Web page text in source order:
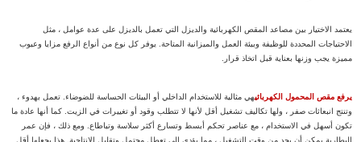
يعتمد الاختيار بين مصاعد المقص الكهربائية والديزل التي تعمل بالديزل على عدة عوامل ، مثل
الاحتياجات المحددة للوظيفة وبيئة العمل والميزانية المتاحة. يوفر كل نوع من أنواع الرفع مزايا وعيوب
مميزة يجب وزنها بعناية قبل اتخاذ قرار.
يرفع مقص المحمول الكهربائيهي مثالية للاستخدام الداخلي أو البيئات الحساسة للضوضاء. تعمل بهدوء ،
وتنتج انبعاثات صفر ، ولها تكاليف تشغيل أقل لأنها لا تتطلب وقود أو تغييرات في الزيت. كما أنها عادة ما
تكون أسهل في الاستخدام ، مع عناصر تحكم أبسط وتسارع أكثر سلاسة وتباطاع. ومع ذلك ، فإن عمر